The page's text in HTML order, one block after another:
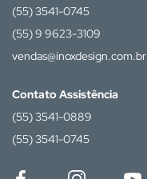
(55) 3541-0745
(55) 9 9623-3109
vendas@inoxdesign.com.br
Contato Assistência
(55) 3541-0889
(55) 3541-0745